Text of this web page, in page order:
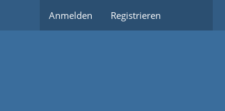
Anmelden Registrieren